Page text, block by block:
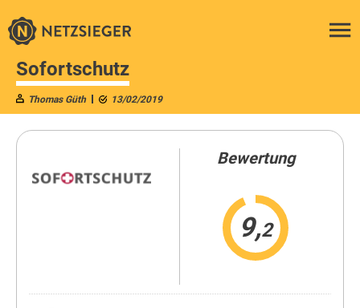
Sofortschutz
Thomas Güth 13/02/2019
Bewertung
9,2